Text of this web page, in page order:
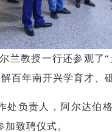
兰教授一行还参观了
百年南开兴学育才、
处负责人，阿尔达伯
致聘仪式。